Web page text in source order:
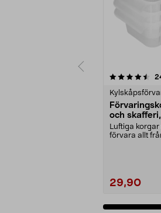
och
Luftiga
förvara allt
29,90
5.0